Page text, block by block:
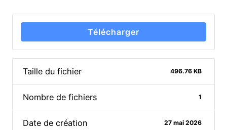
Télécharger
Taille du fichier 496.76 KB
Nombre de fichiers 1
Date de création 27 mai 2026